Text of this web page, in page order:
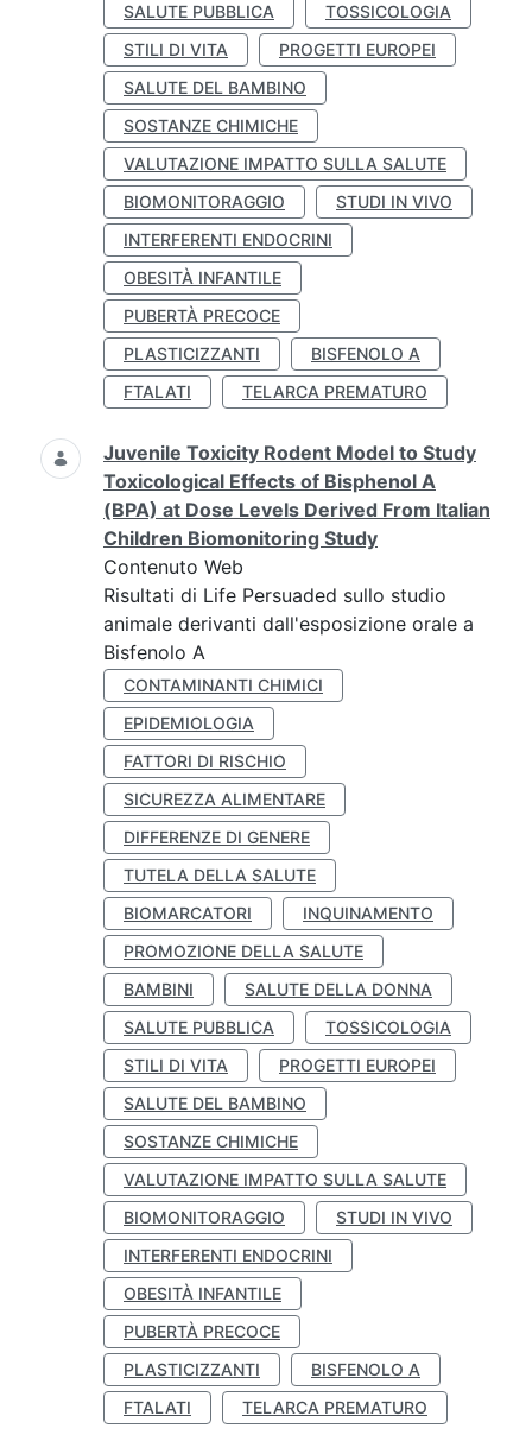
SALUTE PUBBLICA
TOSSICOLOGIA
STILI DI VITA
PROGETTI EUROPEI
SALUTE DEL BAMBINO
SOSTANZE CHIMICHE
VALUTAZIONE IMPATTO SULLA SALUTE
BIOMONITORAGGIO
STUDI IN VIVO
INTERFERENTI ENDOCRINI
OBESITÀ INFANTILE
PUBERTÀ PRECOCE
PLASTICIZZANTI
BISFENOLO A
FTALATI
TELARCA PREMATURO
Juvenile Toxicity Rodent Model to Study
Toxicological Effects of Bisphenol A
(BPA) at Dose Levels Derived From Italian
Children Biomonitoring Study
Contenuto Web
Risultati di Life Persuaded sullo studio
animale derivanti dall'esposizione orale a
Bisfenolo A
CONTAMINANTI CHIMICI
EPIDEMIOLOGIA
FATTORI DI RISCHIO
SICUREZZA ALIMENTARE
DIFFERENZE DI GENERE
TUTELA DELLA SALUTE
BIOMARCATORI
INQUINAMENTO
PROMOZIONE DELLA SALUTE
BAMBINI
SALUTE DELLA DONNA
SALUTE PUBBLICA
TOSSICOLOGIA
STILI DI VITA
PROGETTI EUROPEI
SALUTE DEL BAMBINO
SOSTANZE CHIMICHE
VALUTAZIONE IMPATTO SULLA SALUTE
BIOMONITORAGGIO
STUDI IN VIVO
INTERFERENTI ENDOCRINI
OBESITÀ INFANTILE
PUBERTÀ PRECOCE
PLASTICIZZANTI
BISFENOLO A
FTALATI
TELARCA PREMATURO